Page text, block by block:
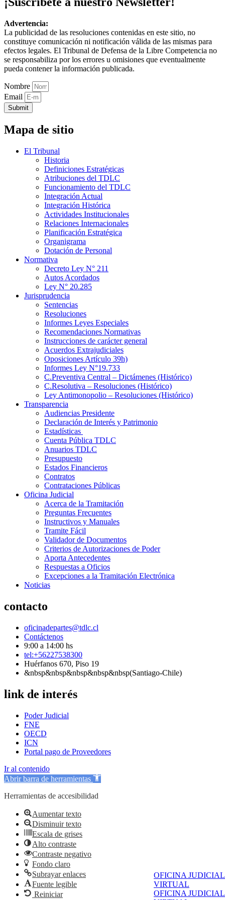
OFICINA JUDICIAL
VIRTUAL
OFICINA JUDICIAL
Advertencia:
La publicidad de las resoluciones contenidas en este sitio, no
constituye comunicación ni notificación válida de las mismas para
efectos legales. El Tribunal de Defensa de la Libre Competencia no
se responsabiliza por los errores u omisiones que eventualmente
pueda contener la información publicada.
Nombre
Email
Submit
Mapa de sitio
El Tribunal
Historia
Definiciones Estratégicas
Atribuciones del TDLC
Funcionamiento del TDLC
Integración Actual
Integración Histórica
Actividades Institucionales
Relaciones Internacionales
Planificación Estratégica
Organigrama
Dotación de Personal
Normativa
Decreto Ley N° 211
Autos Acordados
Ley N° 20.285
Jurisprudencia
Sentencias
Resoluciones
Informes Leyes Especiales
Recomendaciones Normativas
Instrucciones de carácter general
Acuerdos Extrajudiciales
Oposiciones Artículo 39h)
Informes Ley N°19.733
C.Preventiva Central – Dictámenes (Histórico)
C.Resolutiva – Resoluciones (Histórico)
Ley Antimonopolio – Resoluciones (Histórico)
Transparencia
Audiencias Presidente
Declaración de Interés y Patrimonio
Estadísticas
Cuenta Pública TDLC
Anuarios TDLC
Presupuesto
Estados Financieros
Contratos
Contrataciones Públicas
Oficina Judicial
Acerca de la Tramitación
Preguntas Frecuentes
Instructivos y Manuales
Tramite Fácil
Validador de Documentos
Criterios de Autorizaciones de Poder
Aporta Antecedentes
Respuestas a Oficios
Excepciones a la Tramitación Electrónica
Noticias
contacto
oficinadepartes@tdlc.cl
Contáctenos
9:00 a 14:00 hs
tel:+56227538300
Huérfanos 670, Piso 19
&nbsp&nbsp&nbsp&nbsp&nbsp(Santiago-Chile)
link de interés
Poder Judicial
FNE
OECD
ICN
Portal pago de Proveedores
Ir al contenido
Abrir barra de herramientas
Herramientas de accesibilidad
Aumentar texto
Disminuir texto
Escala de grises
Alto contraste
Contraste negativo
Fondo claro
Subrayar enlaces
Fuente legible
Reiniciar